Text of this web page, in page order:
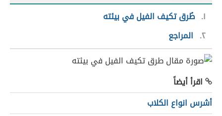
١ طُرق تكيف الفيل في بيئته
٢ المراجع
اقرأ أيضاً
أشرس انواع الكلاب